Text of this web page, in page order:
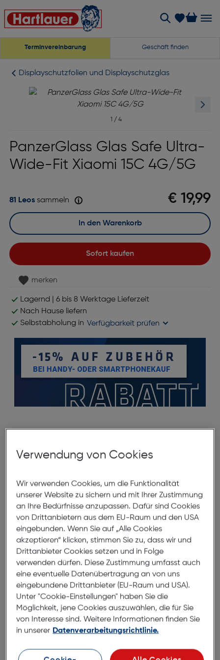
Terminvereinbarung Geschäft finden
Displayschutzfolien und Displayschutzglas
1 / 4
PanzerGlass Glas Safe Ultra-
Wide-Fit Xiaomi 15C 4G/5G
€ 19,99
81 Leossammeln
Sofort kaufen
In den Warenkorb
merken
Lagernd | 6 bis 8 Werktage Lieferzeit
Nach Hause liefern
Selbstabholung in Verfügbarkeit prüfen
PanzerGlass Glas Safe Ultra-
ArtNr.: 180012668
SAFE. ist echt. SAFE. ist für dich.
SAFE. ist für Missgeschicke auf der Tanzfläche,
schiefgegangene Selfies und alltägliches Fummeln,
Fallenlassen und Zerbrechen des Displays. Dieser
SAFE. by PanzerGlass Displayschutz aus 60 %
recyceltem Material wirkt wie ein Airbag, der dein
Display vor Stößen und Kratzern schützt, ohne die
Funktionalität und das Aussehen deines Geräts zu
beeinträchtigen. Sie hat sogar eine wischfeste
Beschichtung, die Spuren von Fingerabdrücken und
Luft. Liebe für Telefone und den Planeten. Das ist der
Verwendung von Cookies
Wir verwenden Cookies, um die Funktionalität
unserer Website zu sichern und mit Ihrer Zustimmung
an Ihre Bedürfnisse anzupassen. Dafür sind Cookies
von Drittanbietern aus dem EU-Raum und den USA
eingebunden. Wenn Sie auf „Alle Cookies
akzeptieren“ klicken, stimmen Sie zu, dass wir und
Drittanbieter Cookies setzen und in Folge
verwenden dürfen. Diese Zustimmung umfasst auch
eine eventuelle Datenübertragung an von uns
eingebundene Drittanbieter (EU-Raum und USA).
Unter "Cookie-Einstellungen" haben Sie die
Möglichkeit, jene Cookies auszuwählen, die für Sie
von Interesse sind. Weitere Informationen finden Sie
in unserer Datenverarbeitungsrichtlinie.